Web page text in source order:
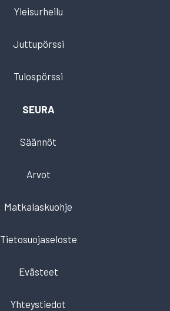
Yleisurheilu
Juttupörssi
Tulospörssi
SEURA
Säännöt
Arvot
Matkalaskuohje
Tietosuojaseloste
Evästeet
Yhteystiedot